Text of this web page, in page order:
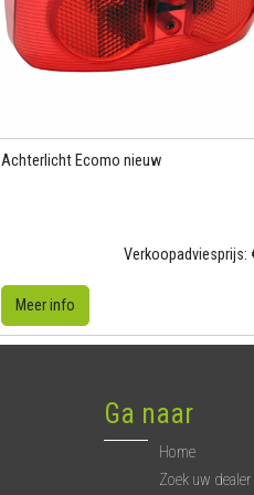
Achterlicht Ecomo nieuw
Verkoopadviesprijs:
Meer info
Ga naar
Home
Zoek uw dealer